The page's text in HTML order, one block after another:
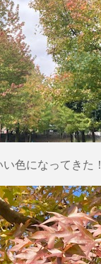
色になってきた！